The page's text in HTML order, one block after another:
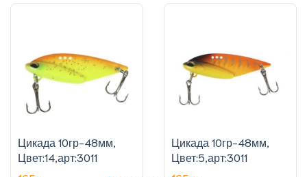
Цикада 10гр-48мм,
Цвет:14,арт:3011
Цикада 10гр-48мм,
Цвет:5,арт:3011